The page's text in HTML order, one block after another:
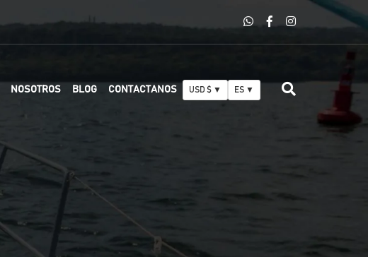
NOSOTROS BLOG CONTACTANOS USD $ ▼ ES ▼